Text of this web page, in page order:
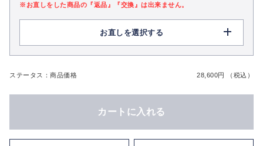
※お直しをした商品の『返品』『交換』は出来ません。
お直しを選択する
ステータス：商品価格 28,600円 （税込）
カートに入れる